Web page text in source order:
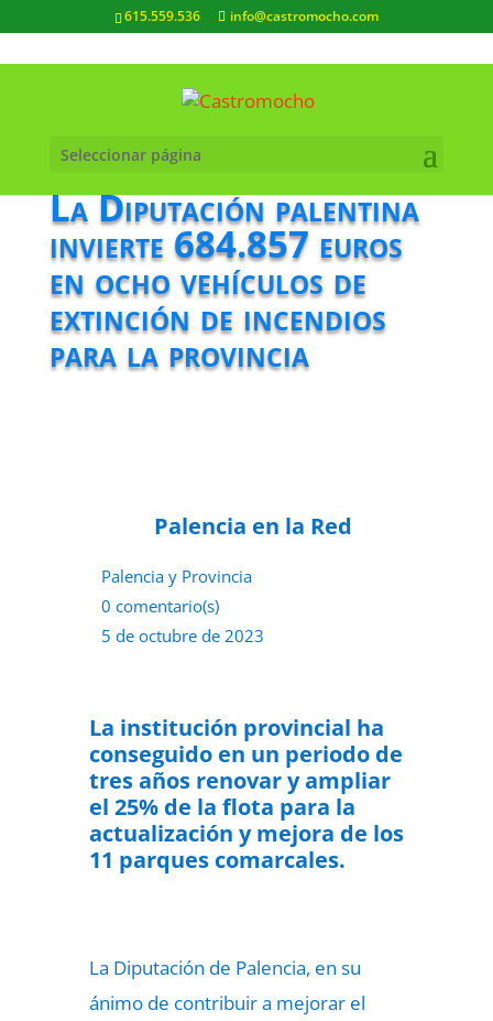
615.559.536 info@castromocho.com
Seleccionar página
La Diputación palentina
invierte 684.857 euros
en ocho vehículos de
extinción de incendios
para la provincia
Palencia en la Red
Palencia y Provincia
0 comentario(s)
5 de octubre de 2023
La institución provincial ha
conseguido en un periodo de
tres años renovar y ampliar
el 25% de la flota para la
actualización y mejora de los
11 parques comarcales.
La Diputación de Palencia, en su
ánimo de contribuir a mejorar el